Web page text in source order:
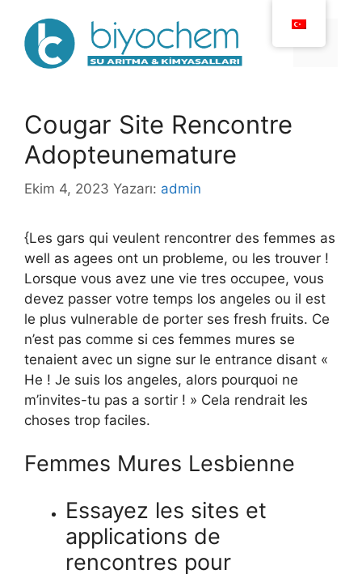
Cougar Site Rencontre
Adopteunemature
Ekim 4, 2023 Yazarı: admin
{Les gars qui veulent rencontrer des femmes as
well as agees ont un probleme, ou les trouver !
Lorsque vous avez une vie tres occupee, vous
devez passer votre temps los angeles ou il est
le plus vulnerable de porter ses fresh fruits. Ce
n’est pas comme si ces femmes mures se
tenaient avec un signe sur le entrance disant «
He ! Je suis los angeles, alors pourquoi ne
m’invites-tu pas a sortir ! » Cela rendrait les
choses trop faciles.
Femmes Mures Lesbienne
Essayez les sites et
applications de
rencontres pour